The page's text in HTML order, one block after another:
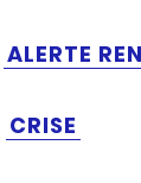
ALERTE
CRISE